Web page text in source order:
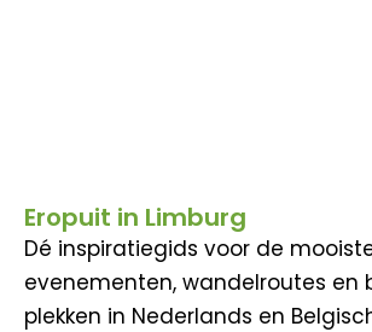
Eropuit in Limburg
Dé inspiratiegids voor de
evenementen, wandelroutes en
plekken in Nederlands en